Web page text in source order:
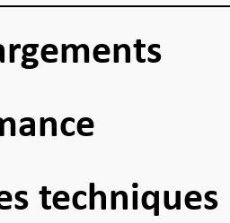
techniques